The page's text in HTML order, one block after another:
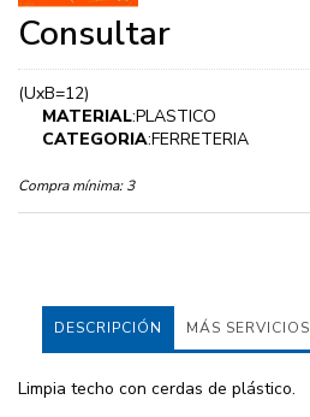
Consultar
(UxB=12)
MATERIAL:PLASTICO
CATEGORIA:FERRETERIA
Compra mínima: 3
DESCRIPCIÓN MÁS SERVICIOS
Limpia techo con cerdas de plástico.